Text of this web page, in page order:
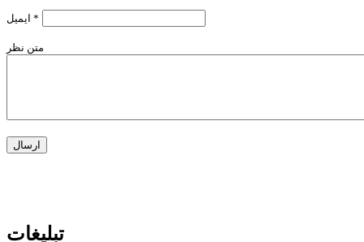
*
متن نظر
تبلیغات